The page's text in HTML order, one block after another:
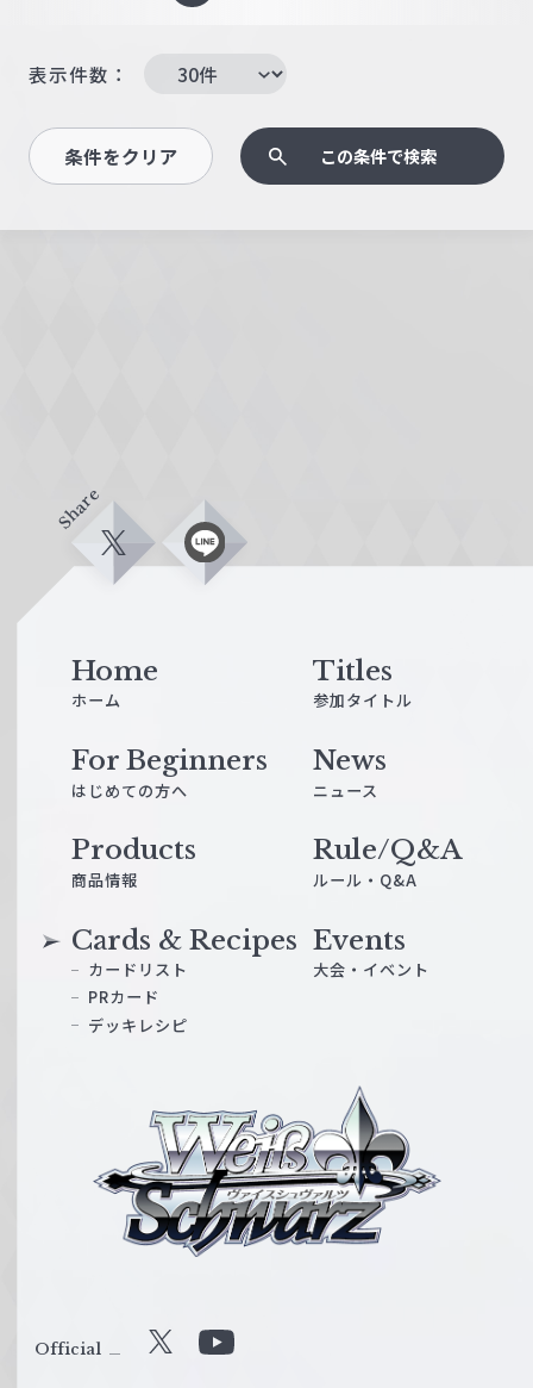
表示件数：
条件をクリア この条件で検索
Share
X L
ス
ル
Home
ホーム
Titles
参加タイトル
For Beginners
はじめての方へ
News
ニュース
Products
商品情報
Cards & Recipes
カードリスト
PRカード
デッキレシピ
Events
大会・イベント
Rule/Q&A
ルール・Q&A
Official X